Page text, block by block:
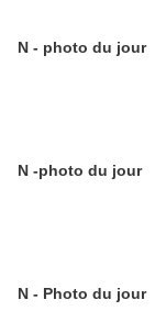
N - photo du jour
N -photo du jour
N - Photo du jour